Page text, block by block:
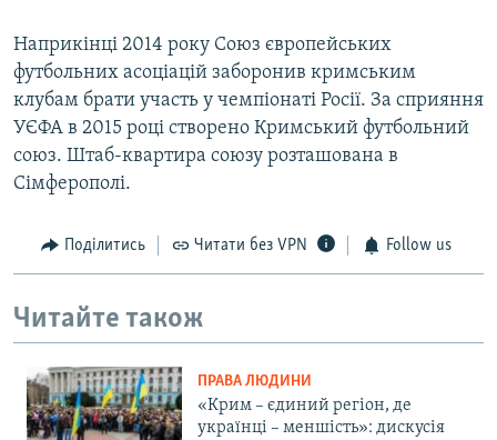
Наприкінці 2014 року Союз європейських
футбольних асоціацій заборонив кримським
клубам брати участь у чемпіонаті Росії. За сприяння
УЄФА в 2015 році створено Кримський футбольний
союз. Штаб-квартира союзу розташована в
Сімферополі.
Поділитись Читати без VPN Follow us
Читайте також
ПРАВА ЛЮДИНИ
«Крим – єдиний регіон, де
українці – меншість»: дискусія